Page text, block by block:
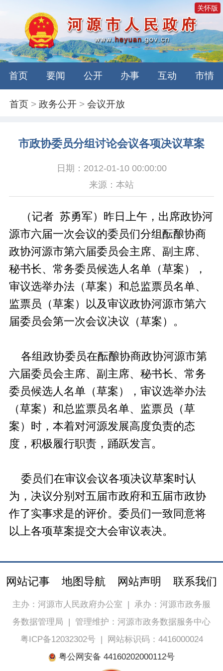
关怀版
首页 要闻 公开 办事 互动 市情
首页 >政务公开 >会议开放
市政协委员分组讨论会议各项决议草案
日期：2012-01-10 00:00:00
来源：本站
（记者 苏勇军）昨日上午，出席政协河
源市六届一次会议的委员们分组酝酿协商
政协河源市第六届委员会主席、副主席、
秘书长、常务委员候选人名单（草案），
审议选举办法（草案）和总监票员名单、
监票员（草案）以及审议政协河源市第六
届委员会第一次会议决议（草案）。
各组政协委员在酝酿协商政协河源市第
六届委员会主席、副主席、秘书长、常务
委员候选人名单（草案），审议选举办法
（草案）和总监票员名单、监票员（草
案）时，本着对河源发展高度负责的态
度，积极履行职责，踊跃发言。
委员们在审议会议各项决议草案时认
为，决议分别对五届市政府和五届市政协
作了实事求是的评价。委员们一致同意将
以上各项草案提交大会审议表决。
网站记事 地图导航 网站声明 联系我们
主办：河源市人民政府办公室 | 承办：河源市政务服
务数据管理局 | 管理维护：河源市政务数据服务中心
粤ICP备12032302号|
网站标识码：4416000024
粤公网安备 44160202000112号